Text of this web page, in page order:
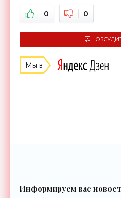
0 0
Мы в
Информируем вас